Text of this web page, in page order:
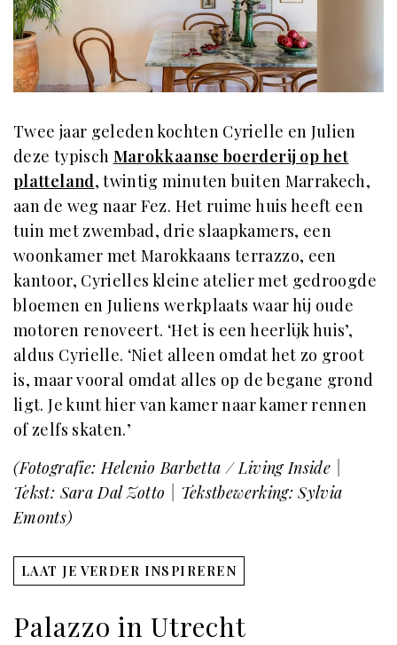
Twee jaar geleden kochten Cyrielle en Julien
deze typisch Marokkaanse boerderij op het
platteland, twintig minuten buiten Marrakech,
aan de weg naar Fez. Het ruime huis heeft een
tuin met zwembad, drie slaapkamers, een
woonkamer met Marokkaans terrazzo, een
kantoor, Cyrielles kleine atelier met gedroogde
bloemen en Juliens werkplaats waar hij oude
motoren renoveert. ‘Het is een heerlijk huis’,
aldus Cyrielle. ‘Niet alleen omdat het zo groot
is, maar vooral omdat alles op de begane grond
ligt. Je kunt hier van kamer naar kamer rennen
of zelfs skaten.’
(Fotografie: Helenio Barbetta / Living Inside |
Tekst: Sara Dal Zotto | Tekstbewerking: Sylvia
Emonts)
LAAT JE VERDER INSPIREREN
Palazzo in Utrecht